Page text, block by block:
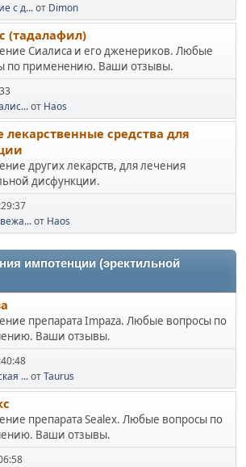
с д...от Dimon
(тадалафил)
Сиалиса и его дженериков. Любые
по применению. Ваши отзывы.
от Haos
лекарственные средства для
других лекарств, для лечения
дисфункции.
от Haos
импотенции (эректильной
препарата Impaza. Любые вопросы по
Ваши отзывы.
...отTaurus
препарата Sealex. Любые вопросы по
Ваши отзывы.